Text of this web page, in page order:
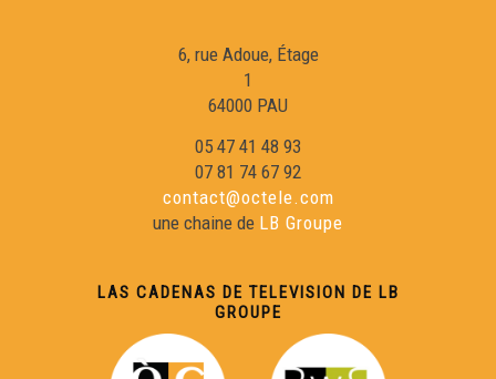
6, rue Adoue, Étage
1
64000 PAU
05 47 41 48 93
07 81 74 67 92
contact@octele.com
une chaine de LB Groupe
LAS CADENAS DE TELEVISION DE LB
GROUPE